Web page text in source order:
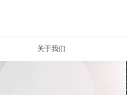
关于我们